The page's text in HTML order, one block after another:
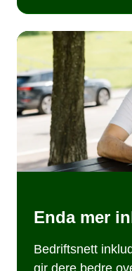
Enda mer
Bedriftsnett
gir dere bedre